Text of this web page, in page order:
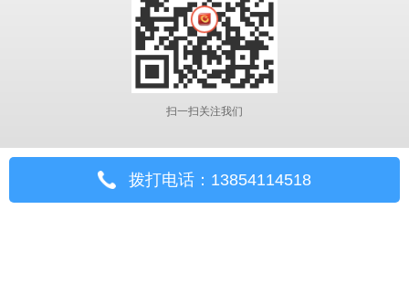
扫一扫关注我们
拨打电话：13854114518